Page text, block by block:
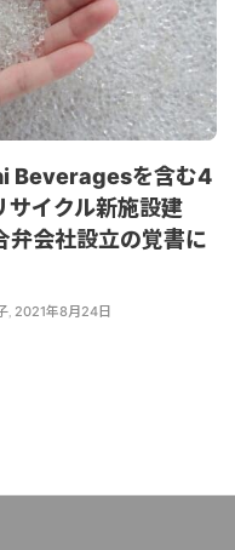
Beveragesを含む4
サイクル新施設建
弁会社設立の覚書に
2021年8月24日